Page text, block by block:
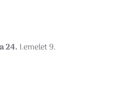
24. I.emelet 9.